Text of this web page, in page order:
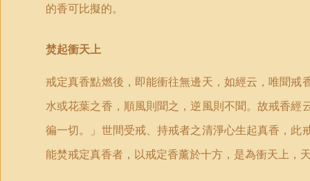
的香可比擬的。
焚起衝天上
戒定真香點燃後，即能衝往無邊天，如經云，唯聞
水或花葉之香，順風則聞之，逆風則不聞。故戒香
徧一切。」世間受戒、持戒者之清淨心生起真香，
能焚戒定真香者，以戒定香薰於十方，是為衝天上，